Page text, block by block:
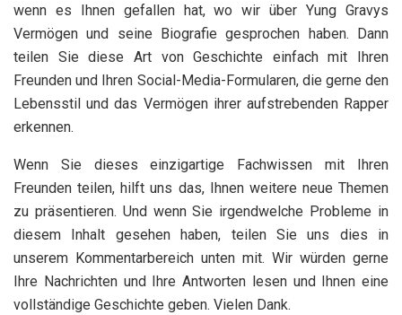
wenn es Ihnen gefallen hat, wo wir über Yung Gravys
Vermögen und seine Biografie gesprochen haben. Dann
teilen Sie diese Art von Geschichte einfach mit Ihren
Freunden und Ihren Social-Media-Formularen, die gerne den
Lebensstil und das Vermögen ihrer aufstrebenden Rapper
erkennen.
Wenn Sie dieses einzigartige Fachwissen mit Ihren
Freunden teilen, hilft uns das, Ihnen weitere neue Themen
zu präsentieren. Und wenn Sie irgendwelche Probleme in
diesem Inhalt gesehen haben, teilen Sie uns dies in
unserem Kommentarbereich unten mit. Wir würden gerne
Ihre Nachrichten und Ihre Antworten lesen und Ihnen eine
vollständige Geschichte geben. Vielen Dank.